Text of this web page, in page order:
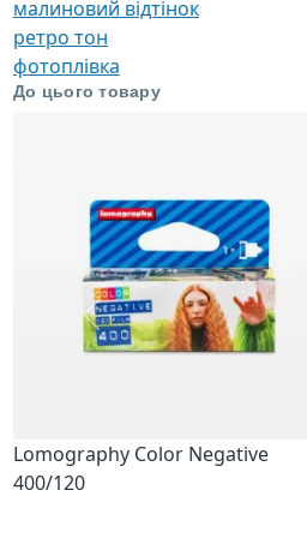
малиновий відтінок
ретро тон
фотоплівка
До цього товару
Lomography Color Negative
400/120
Попередній